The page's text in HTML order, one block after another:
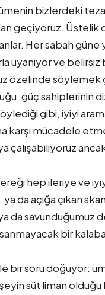
bizlerdeki
geçiyoruz. Üstelik
Her sabah
uyanıyor ve
özelinde söylemek
güç sahiplerinin
gibi, iyiyi
karşı mücadele
çalışabiliyoruz
hep ileriye ve
ya da açığa çıkan
da savunduğumuz
bir
bir soru doğuyor:
süt liman